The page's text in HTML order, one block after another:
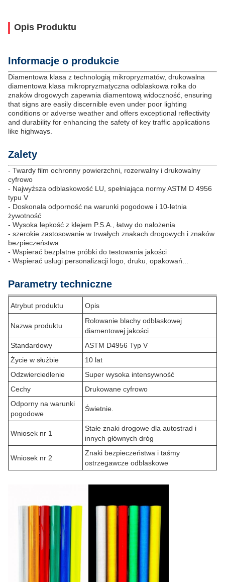
Opis Produktu
Informacje o produkcie
Diamentowa klasa z technologią mikropryzmatów, drukowalna
diamentowa klasa mikropryzmatyczna odblaskowa rolka do
znaków drogowych zapewnia diamentową widoczność, ensuring
that signs are easily discernible even under poor lighting
conditions or adverse weather and offers exceptional reflectivity
and durability for enhancing the safety of key traffic applications
like highways.
Zalety
- Twardy film ochronny powierzchni, rozerwalny i drukowalny
cyfrowo
- Najwyższa odblaskowość LU, spełniająca normy ASTM D 4956
typu V
- Doskonała odporność na warunki pogodowe i 10-letnia
żywotność
- Wysoka lepkość z klejem P.S.A., łatwy do nałożenia
- szerokie zastosowanie w trwałych znakach drogowych i znaków
bezpieczeństwa
- Wspierać bezpłatne próbki do testowania jakości
- Wspierać usługi personalizacji logo, druku, opakowań...
Parametry techniczne
Atrybut produktu Opis
Nazwa produktu
Rolowanie blachy odblaskowej
diamentowej jakości
Standardowy
ASTM D4956 Typ V
Życie w służbie
10 lat
Odzwierciedlenie
Super wysoka intensywność
Cechy
Drukowane cyfrowo
Odporny na warunki
pogodowe
Świetnie.
Wniosek nr 1
Stałe znaki drogowe dla autostrad i
innych głównych dróg
Wniosek nr 2
Znaki bezpieczeństwa i taśmy
ostrzegawcze odblaskowe